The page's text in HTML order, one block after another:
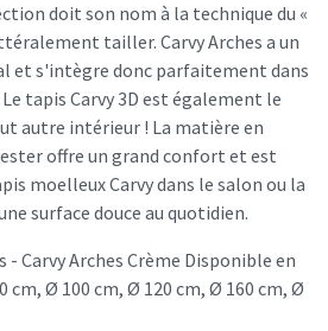
doit son nom à la technique du «
tailler. Carvy Arches a un
et s'intègre donc parfaitement dans
tapis Carvy 3D est également le
autre intérieur ! La matière en
offre un grand confort et est
moelleux Carvy dans le salon ou la
surface douce au quotidien.
Carvy Arches Crème Disponible en
cm, Ø 100 cm, Ø 120 cm, Ø 160 cm, Ø